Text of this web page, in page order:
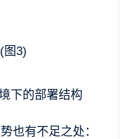
下的部署结构
也有不足之处：